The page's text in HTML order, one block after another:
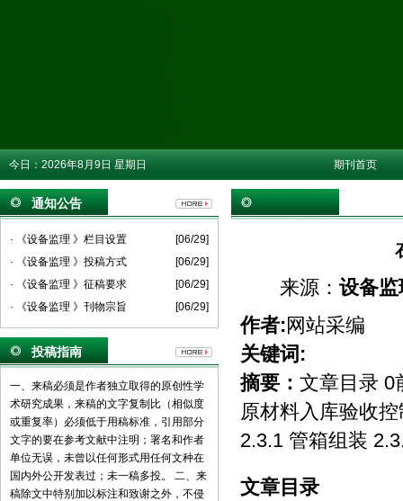
今日： 2026年8月9日 星期日 期刊首页
通知公告
· 《设备监理 》栏目设置
[06/29]
· 《设备监理 》投稿方式
[06/29]
· 《设备监理 》征稿要求
[06/29]
· 《设备监理 》刊物宗旨
[06/29]
投稿指南
一、来稿必须是作者独立取得的原创性学
术研究成果，来稿的文字复制比（相似度
或重复率）必须低于用稿标准，引用部分
文字的要在参考文献中注明；署名和作者
单位无误，未曾以任何形式用任何文种在
国内外公开发表过；未一稿多投。 二、来
稿除文中特别加以标注和致谢之外，不侵
来源： 设备监
作者:网站采编
关键词:
摘要： 文章目录 0
原材料入库验收
2.3.1 管箱组装
文章目录